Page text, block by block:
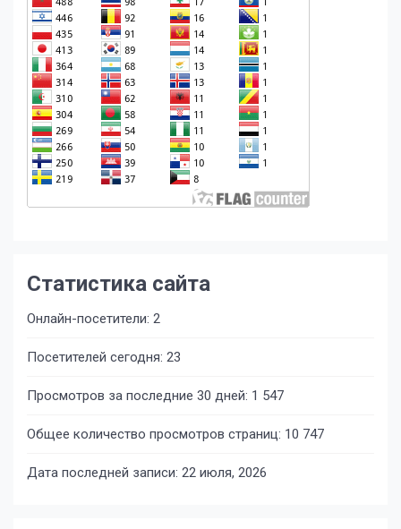
Статистика сайта
Онлайн-посетители: 2
Посетителей сегодня: 23
Просмотров за последние 30 дней: 1 547
Общее количество просмотров страниц: 10 747
Дата последней записи: 22 июля, 2026